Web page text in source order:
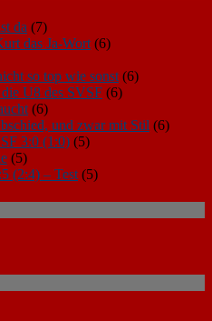
da (7)
das Ja-Wort (6)
so top wie sonst (6)
U8 des SVSF (6)
(6)
und zwar mit Stil (6)
3:0 (1:0) (5)
(5)
(2:4) – Test (5)